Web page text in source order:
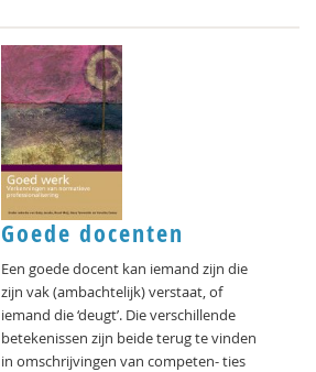
Goede docenten
Een goede docent kan iemand zijn die
zijn vak (ambachtelijk) verstaat, of
iemand die ‘deugt’. Die verschillende
betekenissen zijn beide terug te vinden
in omschrijvingen van competen- ties